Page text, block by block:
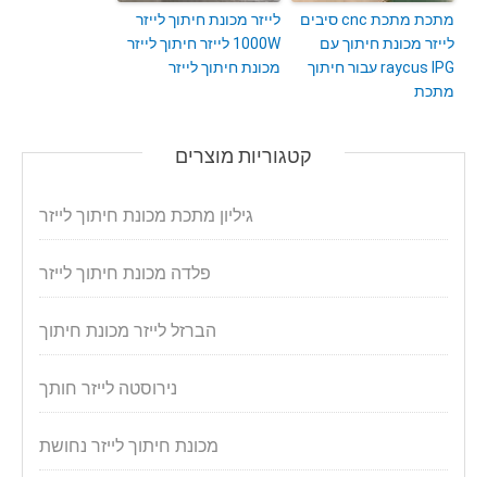
מתכת מתכת cnc סיבים
לייזר מכונת חיתוך עם
raycus IPG עבור חיתוך
מתכת
לייזר מכונת חיתוך לייזר
1000W לייזר חיתוך לייזר
מכונת חיתוך לייזר
קטגוריות מוצרים
גיליון מתכת מכונת חיתוך לייזר
פלדה מכונת חיתוך לייזר
הברזל לייזר מכונת חיתוך
נירוסטה לייזר חותך
מכונת חיתוך לייזר נחושת